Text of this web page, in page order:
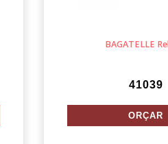
BAGATELLE
41039